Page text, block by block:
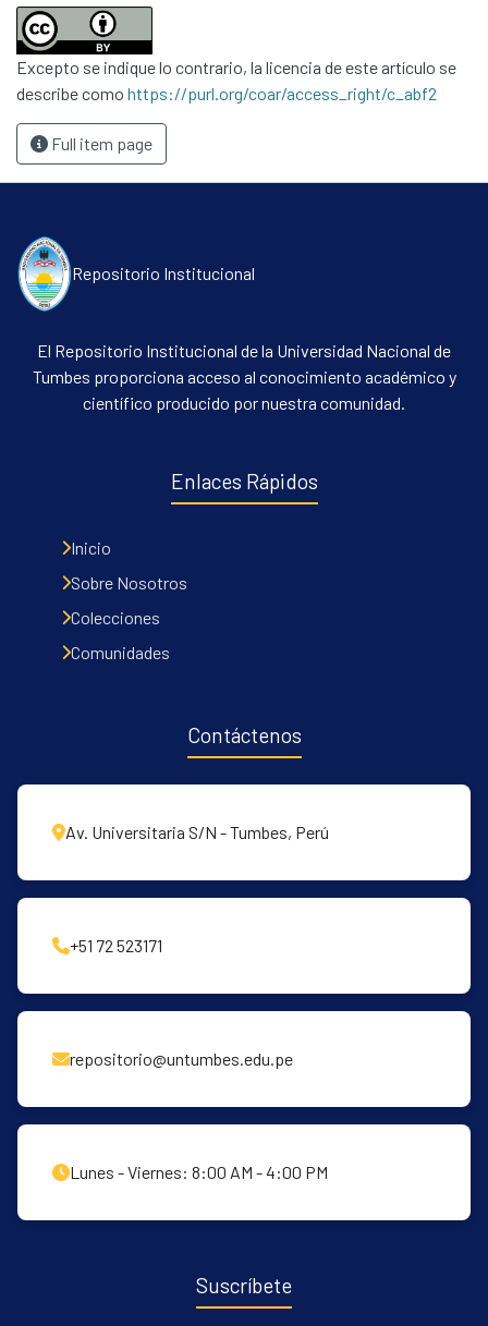
Excepto se indique lo contrario, la licencia de este artículo se
describe como https://purl.org/coar/access_right/c_abf2
Full item page
Repositorio Institucional
El Repositorio Institucional de la Universidad Nacional de
Tumbes proporciona acceso al conocimiento académico y
científico producido por nuestra comunidad.
Enlaces Rápidos
Inicio
Sobre Nosotros
Colecciones
Comunidades
Contáctenos
Av. Universitaria S/N - Tumbes, Perú
+51 72 523171
repositorio@untumbes.edu.pe
Lunes - Viernes: 8:00 AM - 4:00 PM
Suscríbete